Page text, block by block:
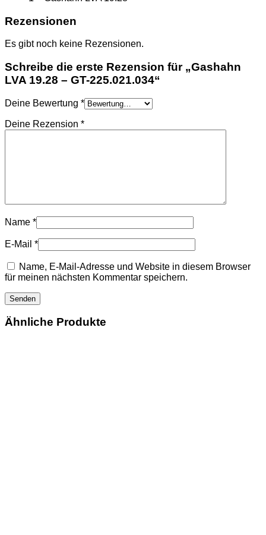
Rezensionen
Es gibt noch keine Rezensionen.
Schreibe die erste Rezension für „Gashahn
LVA 19.28 – GT-225.021.034“
Deine Bewertung *
Deine Rezension *
Name *
E-Mail *
Name, E-Mail-Adresse und Website in diesem Browser
für meinen nächsten Kommentar speichern.
Ähnliche Produkte